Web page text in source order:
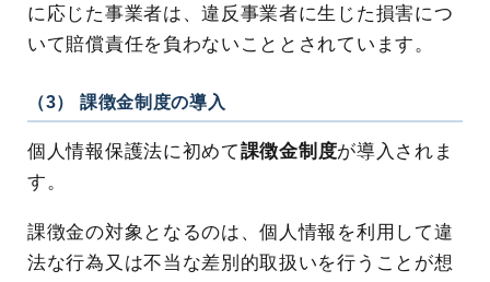
に応じた事業者は、違反事業者に生じた損害につ
いて賠償責任を負わないこととされています。
（3） 課徴金制度の導入
個人情報保護法に初めて課徴金制度が導入されま
す。
課徴金の対象となるのは、個人情報を利用して違
法な行為又は不当な差別的取扱いを行うことが想